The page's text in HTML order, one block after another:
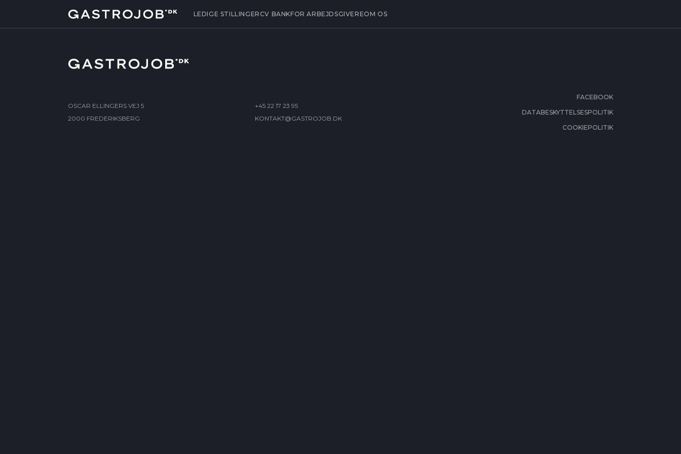
LEDIGE STILLINGER CV BANKFOR ARBEJDSGIVEREOM OS
OSCAR ELLINGERS VEJ 5
2000 FREDERIKSBERG
+45 22 17 23 95
KONTAKT@GASTROJOB.DK
FACEBOOK
DATABESKYTTELSESPOLITIK
COOKIEPOLITIK